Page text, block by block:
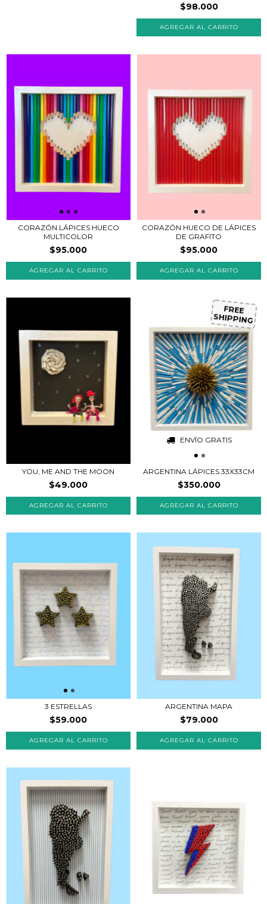
$98.000
CORAZÓN LÁPICES HUECO
MULTICOLOR
$95.000
CORAZÓN HUECO DE LÁPICES
DE GRAFITO
$95.000
YOU, ME AND THE MOON
$49.000
ENVÍO GRATIS
FREE
SHIPPING
ARGENTINA LÁPICES 33X33CM
$350.000
3 ESTRELLAS
$59.000
ARGENTINA MAPA
$79.000